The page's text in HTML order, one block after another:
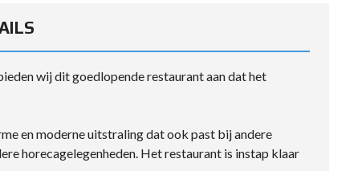
wij dit goedlopende restaurant aan dat het
en moderne uitstraling dat ook past bij andere
horecagelegenheden. Het restaurant is instap klaar